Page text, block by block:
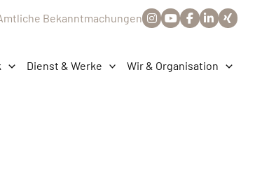
Bekanntmachungen
Dienst & Werke Wir & Organisation